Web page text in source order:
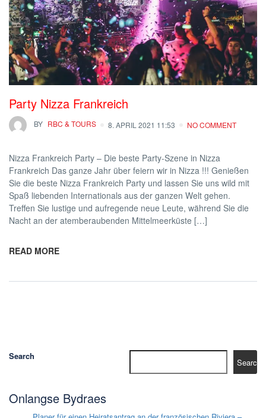
Party Nizza Frankreich
BY RBC & TOURS 8. APRIL 2021 11:53 NO COMMENT
Nizza Frankreich Party – Die beste Party-Szene in Nizza
Frankreich Das ganze Jahr über feiern wir in Nizza !!! Genießen
Sie die beste Nizza Frankreich Party und lassen Sie uns wild mit
Spaß liebenden Internationals aus der ganzen Welt gehen.
Treffen Sie lustige und aufregende neue Leute, während Sie die
Nacht an der atemberaubenden Mittelmeerküste […]
READ MORE
Search
Search
Onlangse Bydraes